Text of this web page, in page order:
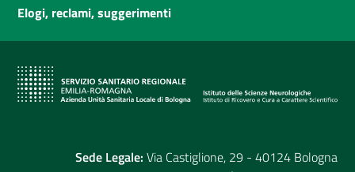
Elogi, reclami, suggerimenti
Sede Legale: Via Castiglione, 29 - 40124 Bologna